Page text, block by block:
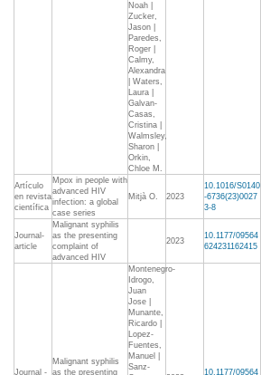
Noah |
Zucker,
Jason |
Paredes,
Roger |
Calmy,
Alexandra
| Waters,
Laura |
Galvan-
Casas,
Cristina |
Walmsley,
Sharon |
Orkin,
Chloe M.
Artículo
en revista
científica
Mpox in people with
advanced HIV
infection: a global
case series
Mitjà O. 2023
10.1016/S0140
-6736(23)0027
3-8
Journal-
article
Malignant syphilis
as the presenting
complaint of
advanced HIV
2023
10.1177/09564
624231162415
Journal -
Malignant syphilis
as the presenting
Montenegro-
Idrogo,
Juan
Jose |
Munante,
Ricardo |
Lopez-
Fuentes,
Manuel |
Sanz-
10.1177/09564